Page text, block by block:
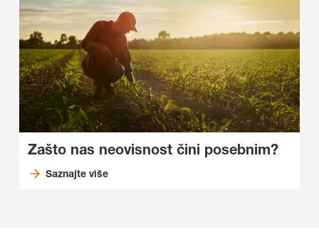
Zašto nas neovisnost čini posebnim?
Saznajte više